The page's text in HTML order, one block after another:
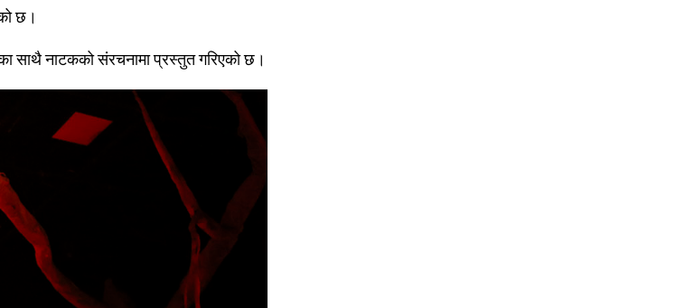
छ।
साथै नाटकको संरचनामा प्रस्तुत गरिएको छ।